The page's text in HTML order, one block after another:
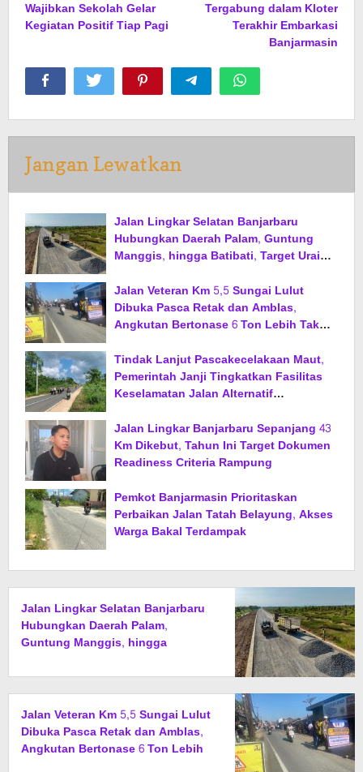
Wajibkan Sekolah Gelar
Kegiatan Positif Tiap Pagi
Tergabung dalam Kloter
Terakhir Embarkasi
Banjarmasin
Jangan Lewatkan
Jalan Lingkar Selatan Banjarbaru
Hubungkan Daerah Palam, Guntung
Manggis, hingga Batibati, Target Urai
Jalan Veteran Km 5,5 Sungai Lulut
Dibuka Pasca Retak dan Amblas,
Angkutan Bertonase 6 Ton Lebih Tak
Tindak Lanjut Pascakecelakaan Maut,
Pemerintah Janji Tingkatkan Fasilitas
Keselamatan Jalan Alternatif
Jalan Lingkar Banjarbaru Sepanjang 43
Km Dikebut, Tahun Ini Target Dokumen
Readiness Criteria Rampung
Pemkot Banjarmasin Prioritaskan
Perbaikan Jalan Tatah Belayung, Akses
Warga Bakal Terdampak
Jalan Lingkar Selatan Banjarbaru
Hubungkan Daerah Palam,
Guntung Manggis, hingga
dan Buka Kawasan Baru
Jalan Veteran Km 5,5 Sungai Lulut
Dibuka Pasca Retak dan Amblas,
Angkutan Bertonase 6 Ton Lebih